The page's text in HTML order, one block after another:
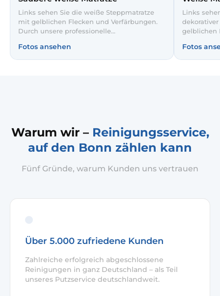
Links sehen Sie die weiße Steppmatratze
mit gelblichen Flecken und Verfärbungen.
Durch unsere professionelle
schonend entfernt und der Bezug sichtbar
aufgehellt. So schlafen Sie wieder auf einer
Fotos ansehen
Links
gelblichen
wieder
des
Fotos
Warum wir – Reinigungsservice,
auf den Bonn zählen kann
Fünf Gründe, warum Kunden uns vertrauen
Über 5.000 zufriedene Kunden
Zahlreiche erfolgreich abgeschlossene
Reinigungen in ganz Deutschland – als Teil
unseres Putzservice deutschlandweit.